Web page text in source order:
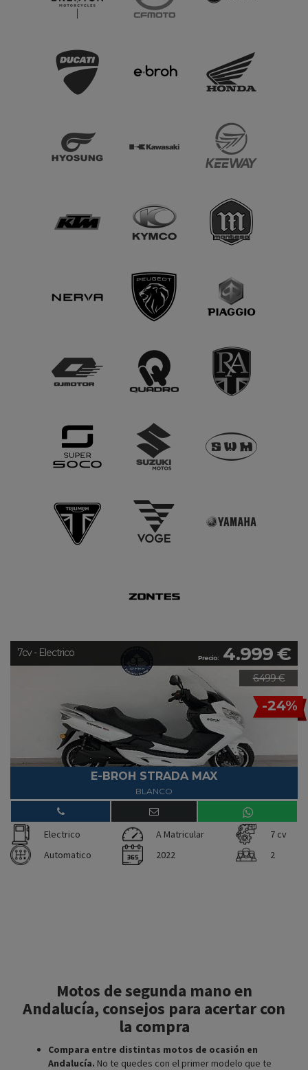
Precio: 4.999 €
6.499 €
-24%
7cv - Electrico
E-BROH STRADA MAX
BLANCO
Electrico A Matricular
7 cv
Automatico
2022 2
Motos de segunda mano en
Andalucía, consejos para acertar con
la compra
Compara entre distintas motos de ocasión en
Andalucía. No te quedes con el primer modelo que te